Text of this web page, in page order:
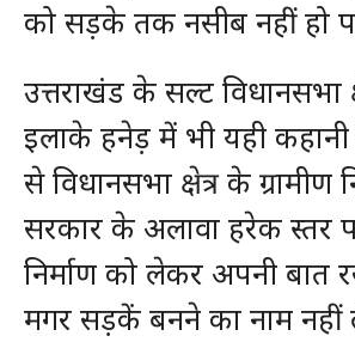
को सड़के तक नसीब नहीं हो
उत्तराखंड के सल्ट विधानसभा
इलाके हनेड़ में भी यही
से विधानसभा क्षेत्र के ग्रामीण
सरकार के अलावा हरेक स्तर
निर्माण को लेकर अपनी बात
मगर सड़कें बनने का नाम नहीं